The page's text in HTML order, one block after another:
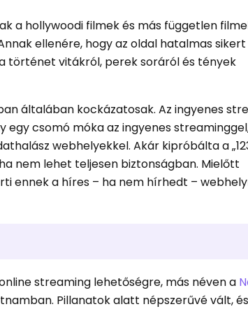
a hollywoodi filmek és más független
ellenére, hogy az oldal hatalmas
történet vitákról, perek soráról és tények
általában kockázatosak. Az ingyenes
csomó móka az ingyenes
webhelyekkel. Akár kipróbálta a
nem lehet teljesen biztonságban. Mielőtt
ennek a híres – ha nem hírhedt –
streaming lehetőségre, más néven a
Pillanatok alatt népszerűvé vált,